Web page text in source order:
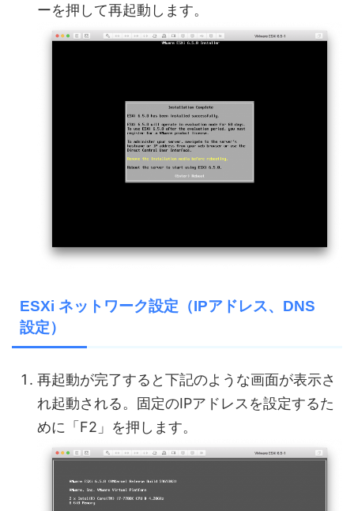
ーを押して再起動します。
ESXi ネットワーク設定（IPアドレス、DNS
設定）
再起動が完了すると下記のような画面が表示さ
れ起動される。固定のIPアドレスを設定するた
めに「F2」を押します。